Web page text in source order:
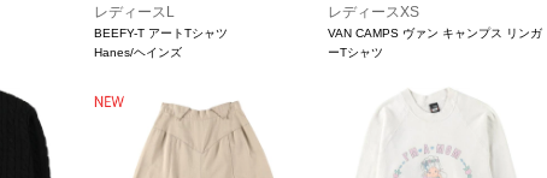
レディースL
BEEFY-T アートTシャツ
Hanes/ヘインズ
レディースXS
VAN CAMPS ヴァン キャンプス リンガ
ーTシャツ